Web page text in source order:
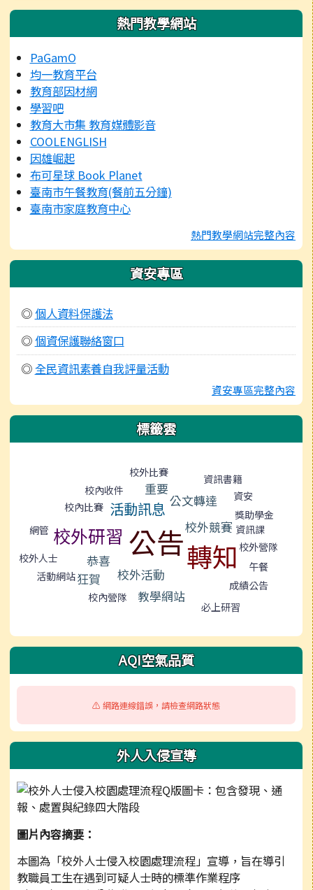
熱門教學網站
PaGamO
均一教育平台
教育部因材網
學習吧
教育大市集 教育媒體影音
COOLENGLISH
因雄崛起
布可星球 Book Planet
臺南市午餐教育(餐前五分鐘)
臺南市家庭教育中心
熱門教學網站完整內容
資安專區
◎個人資料保護法
◎個資保護聯絡窗口
◎全民資訊素養自我評量活動
資安專區完整內容
標籤雲
校外比賽
校內收件
重要
資訊書籍
校內比賽 活動訊息 公文轉達 資安
校外研習 公告校外競賽
獎助學金
網管
資訊課
校外人士 轉知
恭喜
校外營隊
活動網站狂賀 校外活動 午餐
校內營隊 教學網站
成績公告
必上研習
AQI空氣品質
⚠️ 網路連線錯誤，請檢查網路狀態
外人入侵宣導
圖片內容摘要：
本圖為「校外人士侵入校園處理流程」宣導，旨在導引
教職員工生在遇到可疑人士時的標準作業程序